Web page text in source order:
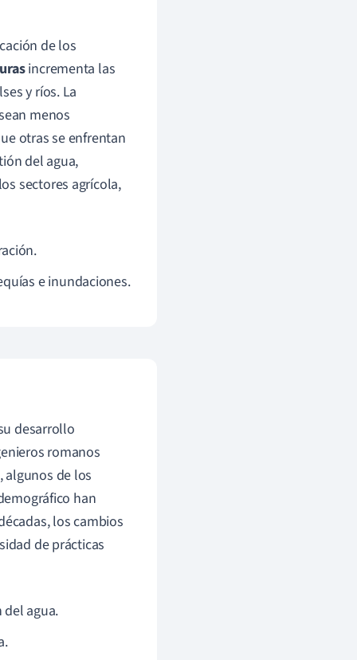
de los
incrementa las
y ríos. La
menos
otras se enfrentan
del agua,
sectores agrícola,
e inundaciones.
desarrollo
romanos
algunos de los
han
los cambios
de prácticas
agua.